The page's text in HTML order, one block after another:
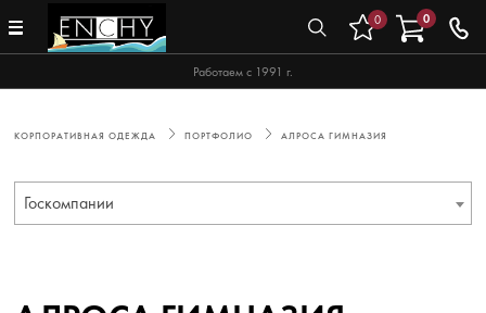
Работаем с 1991 г.
0 0
КОРПОРАТИВНАЯ ОДЕЖДА ПОРТФОЛИО АЛРОСА ГИМНАЗИЯ
Госкомпании